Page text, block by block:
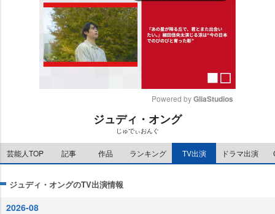
e
Powered by GliaStudios
ジュディ・オング
じゅでぃおんぐ
芸能人TOP 記事 作品 ランキング TV出演 ドラマ出演
ジュディ・オングのTV出演情報
2026-08